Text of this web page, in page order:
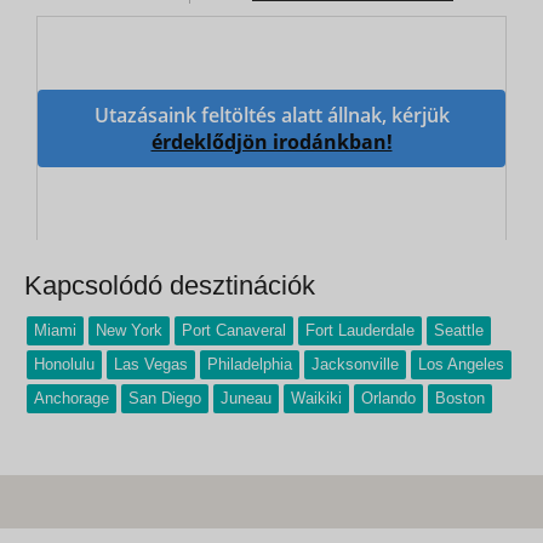
Utazásaink feltöltés alatt állnak, kérjük
érdeklődjön irodánkban!
Kapcsolódó desztinációk
Miami New York Port Canaveral Fort Lauderdale
Seattle
Honolulu
Las Vegas Philadelphia Jacksonville
Los Angeles
Anchorage
San Diego Juneau Waikiki Orlando Boston